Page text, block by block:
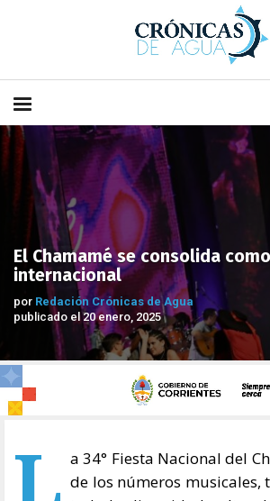
El Chamamé se consolida
internacional
por Redación Crónicas de Agua
publicado el 20 enero, 2025
L a 34° Fiesta Nacional del
de los números musicales,